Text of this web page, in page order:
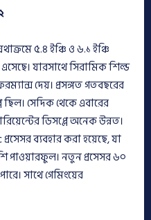
৫.৪ ইঞ্চি ও ৬.১ ইঞ্চি
যারসাথে সিরামিক শিল্ড
দেয়। প্রসঙ্গত গতবছরের
সেদিক থেকে এবারের
ডিসপ্লে অনেক উন্নত।
ব্যবহার করা হয়েছে, যা
পাওয়ারফুল। নতুন প্রসেসর ৬০
সাথে গেমিংয়ের